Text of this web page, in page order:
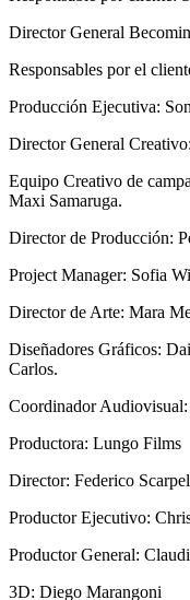
Director General
Responsables por el
Producción Ejecutiva:
Director General
Equipo Creativo de
Maxi Samaruga.
Director de Producción:
Project Manager: Sofia
Director de Arte: Mara
Diseñadores Gráficos:
Carlos.
Coordinador
Productora: Lungo Films
Director: Federico
Productor Ejecutivo:
Productor General:
3D: Diego Marangoni